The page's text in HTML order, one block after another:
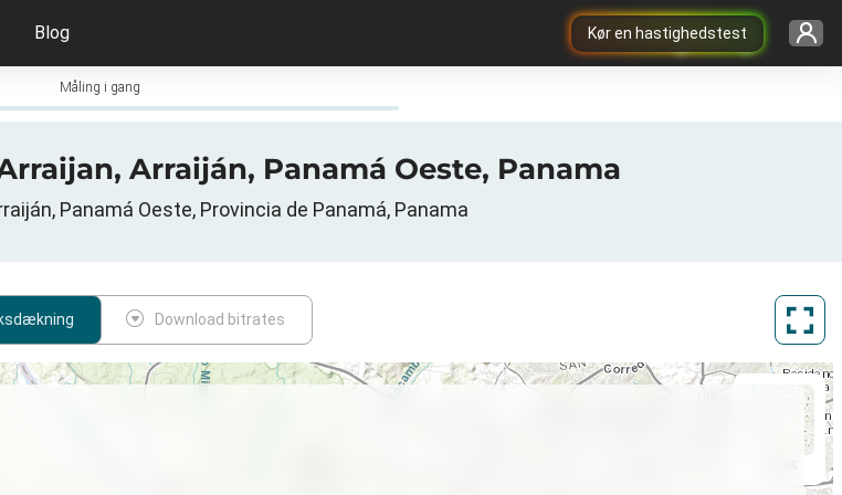
Kør en hastighedstest
Blog
Måling i gang
Arraiján, Panamá Oeste, Panama
Panamá Oeste, Provincia de Panamá, Panama
Download bitrates